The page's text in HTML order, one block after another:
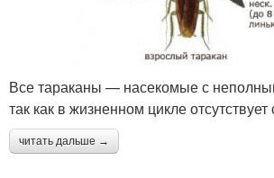
Все тараканы — насекомые с
так как в жизненном цикле отсутствует
читать дальше →